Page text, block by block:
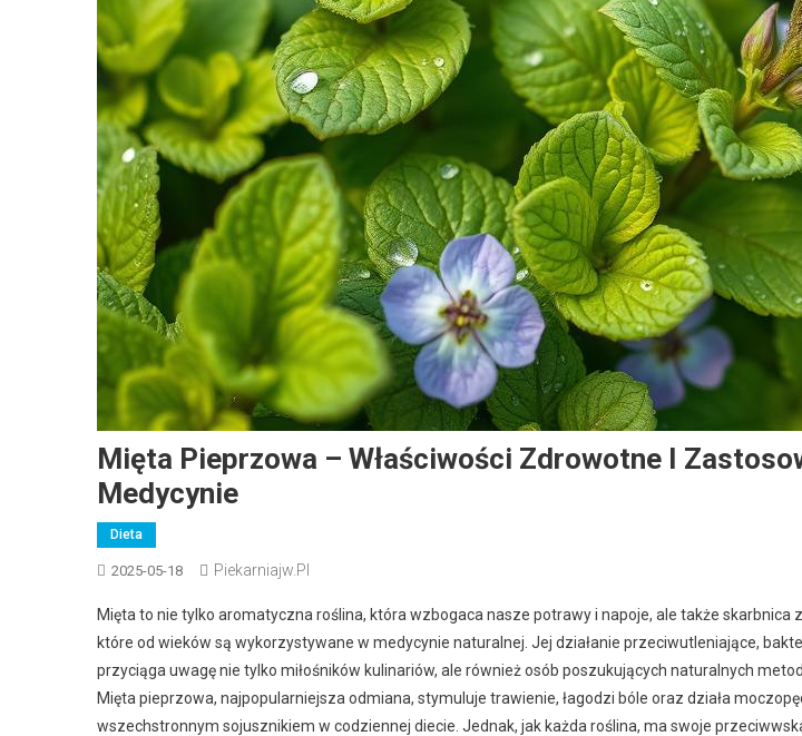
Mięta Pieprzowa – Właściwości Zdrowotne I
Medycynie
Dieta
2025-05-18 Piekarniajw.pl
Mięta to nie tylko aromatyczna roślina, która wzbogaca nasze potrawy i napoje, ale także skarbnica
które od wieków są wykorzystywane w medycynie naturalnej. Jej działanie przeciwutleniające,
przyciąga uwagę nie tylko miłośników kulinariów, ale również osób poszukujących naturalnych
Mięta pieprzowa, najpopularniejsza odmiana, stymuluje trawienie, łagodzi bóle oraz działa
wszechstronnym sojusznikiem w codziennej diecie. Jednak, jak każda roślina, ma swoje